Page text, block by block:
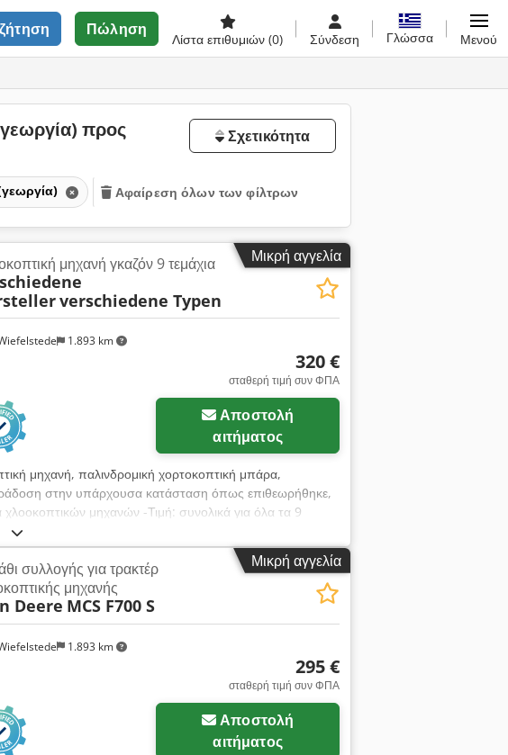
Πώληση
Λίστα επιθυμιών (0) Σύνδεση Γλώσσα Μενού
προς
Σχετικότητα
Αφαίρεση όλων των φίλτρων
Μικρή αγγελία
1.893 km
μηχανή γκαζόν 9 τεμάχια
verschiedene Typen
320 €
σταθερή τιμή συν ΦΠΑ
Αποστολή
αιτήματος
μηχανή, παλινδρομική χορτοκοπτική μπάρα,
στην υπάρχουσα κατάσταση όπως επιθεωρήθηκε,
μηχανών -Τιμή: συνολικά για όλα τα 9
SABO 43-130H, Wolf 6.36E, MEP TV 460SP, Fleurelle
και ηλεκτρικές χλοοκοπτικές μηχανές -Βάρος: 232
Μικρή αγγελία
1.893 km
συλλογής για τρακτέρ
μηχανής
Deere MCS F700 S
295 €
σταθερή τιμή συν ΦΠΑ
Αποστολή
αιτήματος